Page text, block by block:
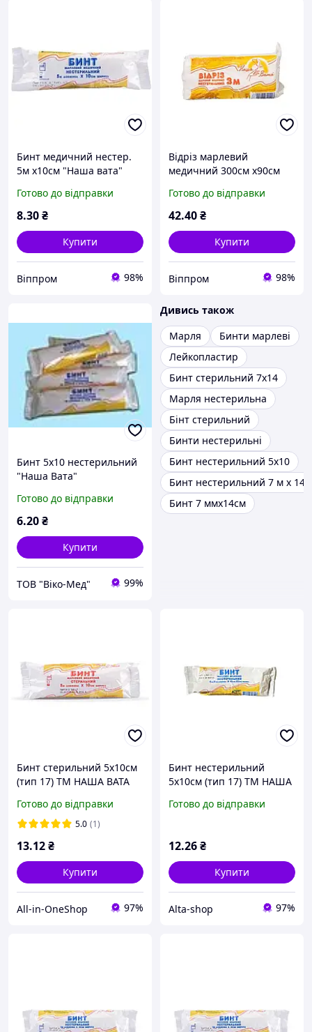
Бинт медичний нестер.
5м х10см "Наша вата"
Готово до відправки
8.30₴
Купити
Віппром 98%
Відріз марлевий
медичний 300см х90см
Готово до відправки
42.40₴
Купити
Віппром 98%
Бинт 5х10 нестерильний
"Наша Вата"
Готово до відправки
6.20₴
Купити
ТОВ "Віко-Мед" 99%
Дивись також
Марля
Бинти марлеві
Лейкопластир
Бинт стерильний 7х14
Марля нестерильна
Бінт стерильний
Бинти нестерильні
Бинт нестерильний 5х10
Бинт нестерильний 7 м х 14
Бинт 7 ммх14см
Бинт стерильний 5х10см
(тип 17) ТМ НАША ВАТА
Готово до відправки
5.0 (1)
13.12₴
Купити
All-in-OneShop 97%
Бинт нестерильний
5х10см (тип 17) ТМ НАША
Готово до відправки
12.26₴
Купити
Alta-shop 97%